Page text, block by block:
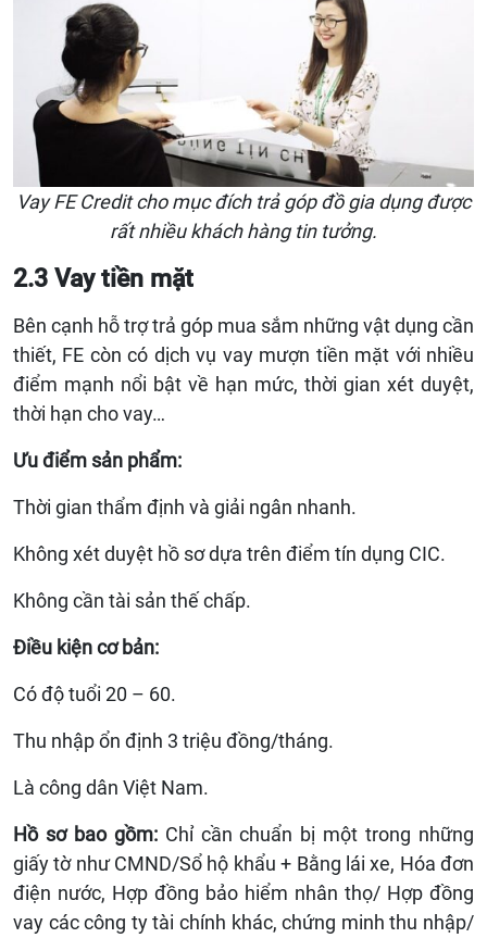
Vay FE Credit cho mục đích trả góp đồ gia dụng được
rất nhiều khách hàng tin tưởng.
2.3 Vay tiền mặt
Bên cạnh hỗ trợ trả góp mua sắm những vật dụng cần
thiết, FE còn có dịch vụ vay mượn tiền mặt với nhiều
điểm mạnh nổi bật về hạn mức, thời gian xét duyệt,
thời hạn cho vay…
Ưu điểm sản phẩm:
Thời gian thẩm định và giải ngân nhanh.
Không xét duyệt hồ sơ dựa trên điểm tín dụng CIC.
Không cần tài sản thế chấp.
Điều kiện cơ bản:
Có độ tuổi 20 – 60.
Thu nhập ổn định 3 triệu đồng/tháng.
Là công dân Việt Nam.
Hồ sơ bao gồm: Chỉ cần chuẩn bị một trong những
giấy tờ nhưCMND/Sổ hộ khẩu + Bằng lái xe, Hóa đơn
điện nước, Hợp đồng bảo hiểm nhân thọ/ Hợp đồng
vay các công ty tài chính khác, chứng minh thu nhập/